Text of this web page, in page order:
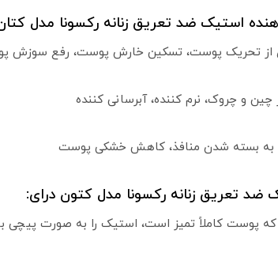
استیک ضد تعریق زنانه رکسونا مدل
از تحریک پوست، تسکین خارش پوست، رفع سوزش
چین و چروک، نرم کننده، آبرسانی کننده
بسته شدن منافذ، کاهش خشکی پوست
ضد تعریق زنانه رکسونا مدل کتون درای:
که پوست کاملاً تمیز است، استیک را به صورت